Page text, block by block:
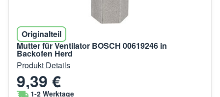
Originalteil
Mutter für Ventilator BOSCH 00619246 in
Backofen Herd
Produkt Details
9,39 €
1-2 Werktage